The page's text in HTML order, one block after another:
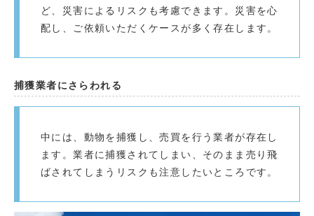
ど、災害によるリスクも考慮できます。災害を心
配し、ご依頼いただくケースが多く存在します。
捕獲業者にさらわれる
中には、動物を捕獲し、売買を行う業者が存在し
ます。業者に捕獲されてしまい、そのまま売り飛
ばされてしまうリスクも注意したいところです。